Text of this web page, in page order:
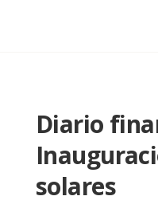
Diario
solares